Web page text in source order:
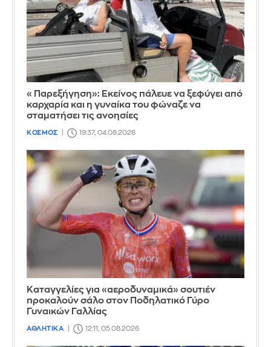
«Παρεξήγηση»: Εκείνος πάλευε να ξεφύγει από
καρχαρία και η γυναίκα του φώναζε να
σταματήσει τις ανοησίες
ΚΟΣΜΟΣ 19:37, 04.08.2026
Καταγγελίες για «αεροδυναμικά» σουτιέν
προκαλούν σάλο στον Ποδηλατικό Γύρο
Γυναικών Γαλλίας
ΑΘΛΗΤΙΚΑ 12:11, 05.08.2026